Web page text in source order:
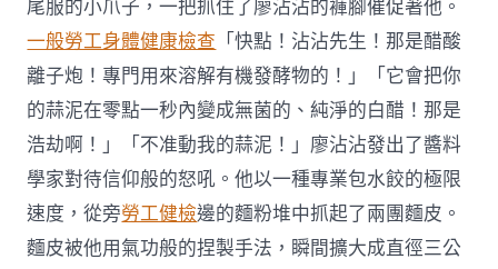
尾服的小爪子，一把抓住了廖沾沾的褲腳催促著他。
一般勞工身體健康檢查 「快點！沾沾先生！那是醋酸
離子炮！專門用來溶解有機發酵物的！」「它會把你
的蒜泥在零點一秒內變成無菌的、純淨的白醋！那是
浩劫啊！」「不准動我的蒜泥！」廖沾沾發出了醬料
學家對待信仰般的怒吼。他以一種專業包水餃的極限
速度，從旁勞工健檢邊的麵粉堆中抓起了兩團麵皮。
麵皮被他用氣功般的捏製手法，瞬間擴大成直徑三公